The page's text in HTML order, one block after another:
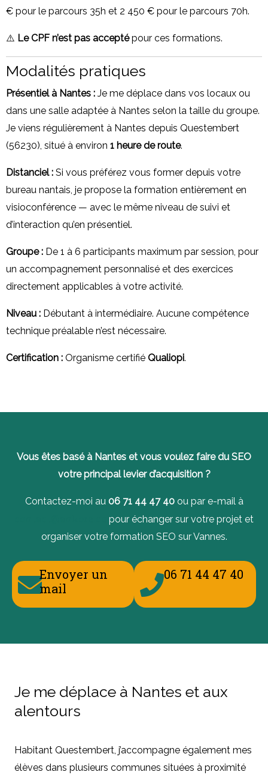
€ pour le parcours 35h et 2 450 € pour le parcours 70h.
⚠️ Le CPF n’est pas acceptépour ces formations.
Modalités pratiques
Présentiel à Nantes : Je me déplace dans vos locaux ou
dans une salle adaptée à Nantes selon la taille du groupe.
Je viens régulièrement à Nantes depuis Questembert
(56230), situé à environ 1 heure de route.
Distanciel : Si vous préférez vous former depuis votre
bureau nantais, je propose la formation entièrement en
visioconférence — avec le même niveau de suivi et
d’interaction qu’en présentiel.
Groupe : De 1 à 6 participants maximum par session, pour
un accompagnement personnalisé et des exercices
directement applicables à votre activité.
Niveau : Débutant à intermédiaire. Aucune compétence
technique préalable n’est nécessaire.
Certification : Organisme certifié Qualiopi.
Vous êtes basé à Nantes et vous voulez faire du SEO
votre principal levier d’acquisition ?
Contactez-moi au 06 71 44 47 40ou par e-mail à
pour échanger sur votre projet et
organiser votre formation SEO sur Vannes.
Envoyer un
mail
06 71 44 47 40
Je me déplace à Nantes et aux
alentours
Habitant Questembert, j’accompagne également mes
élèves dans plusieurs communes situées à proximité